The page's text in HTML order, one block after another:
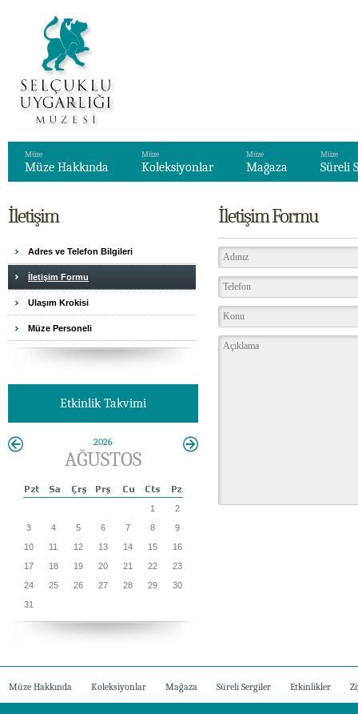
Müze Hakkında
Müze
Koleksiyonlar
Müze
Mağaza
Müze
Süreli
Müze
İletişim
Adres ve Telefon Bilgileri
İletişim Formu
Ulaşım Krokisi
Müze Personeli
Etkinlik Takvimi
2026
AĞUSTOS
1
2
3
4 5 6 7 8
9
10
11 12 13 14 15
16
17
18 19 20 21 22
23
24
25 26 27 28 29
30
31
İletişim Formu
Müze Hakkında Koleksiyonlar Mağaza Süreli Sergiler Etkinlikler